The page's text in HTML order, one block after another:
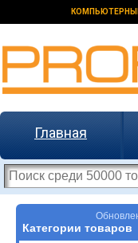
Главная
Категории товаров